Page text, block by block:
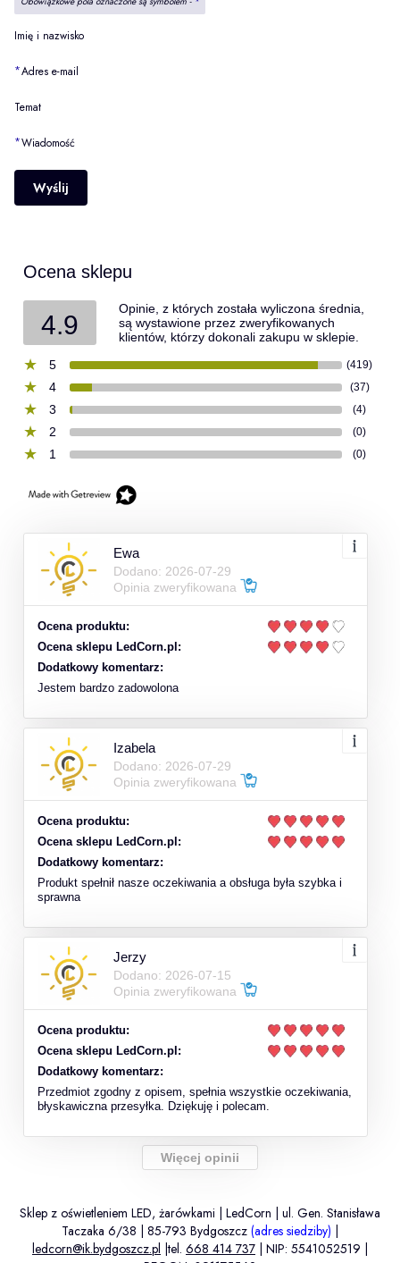
Imię i nazwisko
*Adres e-mail
Temat
*Wiadomość
Wyślij
Ocena sklepu
4.9
Opinie, z których została wyliczona średnia,
są wystawione przez zweryfikowanych
klientów, którzy dokonali zakupu w sklepie.
5
(419)
4 (37)
3 (4)
2 (0)
1 (0)
Ewa
Dodano: 2026-07-29
Opinia zweryfikowana
Ocena produktu:
Ocena sklepu LedCorn.pl:
Dodatkowy komentarz:
Jestem bardzo zadowolona
Izabela
Dodano: 2026-07-29
Opinia zweryfikowana
Ocena produktu:
Ocena sklepu LedCorn.pl:
Dodatkowy komentarz:
Produkt spełnił nasze oczekiwania a obsługa była szybka i
sprawna
Jerzy
Dodano: 2026-07-15
Opinia zweryfikowana
Ocena produktu:
Ocena sklepu LedCorn.pl:
Dodatkowy komentarz:
Przedmiot zgodny z opisem, spełnia wszystkie oczekiwania,
błyskawiczna przesyłka. Dziękuję i polecam.
Więcej opinii
Sklep z oświetleniem LED, żarówkami | LedCorn | ul. Gen. Stanisława
Taczaka 6/38 | 85-793 Bydgoszcz (adres siedziby) |
ledcorn@ik.bydgoszcz.pl |tel. 668 414 737 | NIP: 5541052519 |